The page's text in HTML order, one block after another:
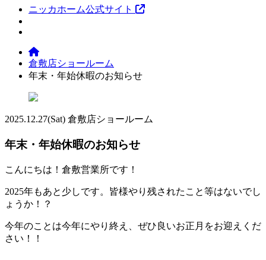
ニッカホーム公式サイト
倉敷店ショールーム
年末・年始休暇のお知らせ
2025.12.27(Sat) 倉敷店ショールーム
年末・年始休暇のお知らせ
こんにちは！倉敷営業所です！
2025年もあと少しです。皆様やり残されたこと等はないでし
ょうか！？
今年のことは今年にやり終え、ぜひ良いお正月をお迎えくだ
さい！！